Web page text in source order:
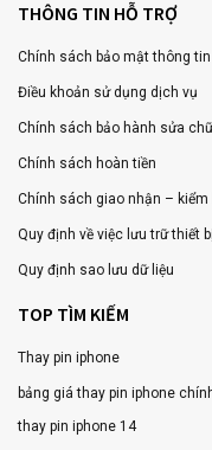
THÔNG TIN HỖ TRỢ
Chính sách bảo mật thông tin
Điều khoản sử dụng dịch vụ
Chính sách bảo hành sửa
Chính sách hoàn tiền
Chính sách giao nhận – kiểm
Quy định về việc lưu trữ thiết
Quy định sao lưu dữ liệu
TOP TÌM KIẾM
Thay pin iphone
bảng giá thay pin iphone
thay pin iphone 14